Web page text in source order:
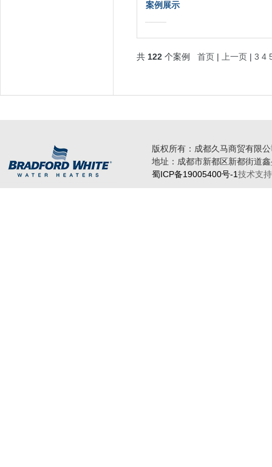
案例展示
共 122 个案例 首页 | 上一页 | 3 4
版权所有：成都久马商贸有限
地址：成都市新都区新都街道
蜀ICP备19005400号-1技术支